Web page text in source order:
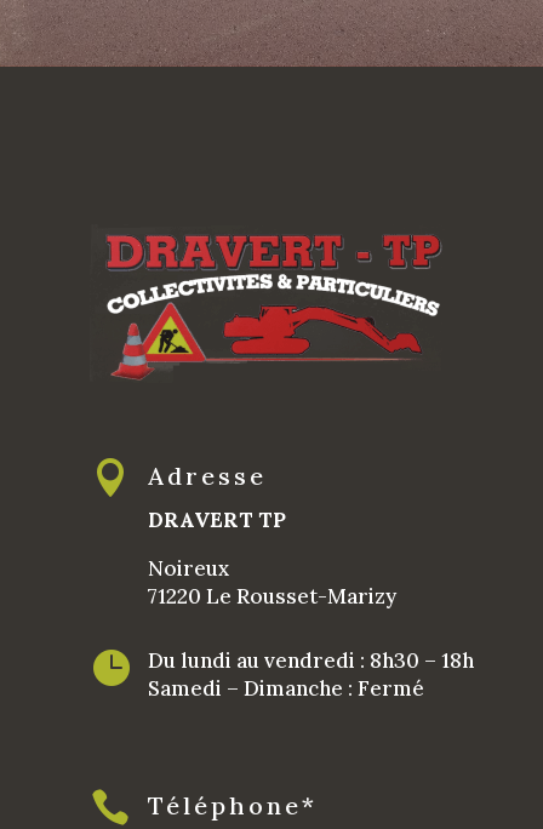
 Adresse
DRAVERT TP
Noireux
71220 Le Rousset-Marizy

Du lundi au vendredi : 8h30 – 18h
Samedi – Dimanche : Fermé
 Téléphone*